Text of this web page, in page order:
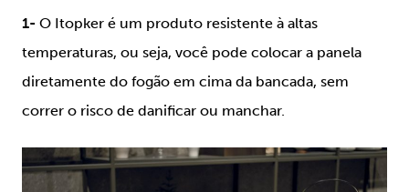
1- O Itopker é um produto resistente à altas
temperaturas, ou seja, você pode colocar a panela
diretamente do fogão em cima da bancada, sem
correr o risco de danificar ou manchar.